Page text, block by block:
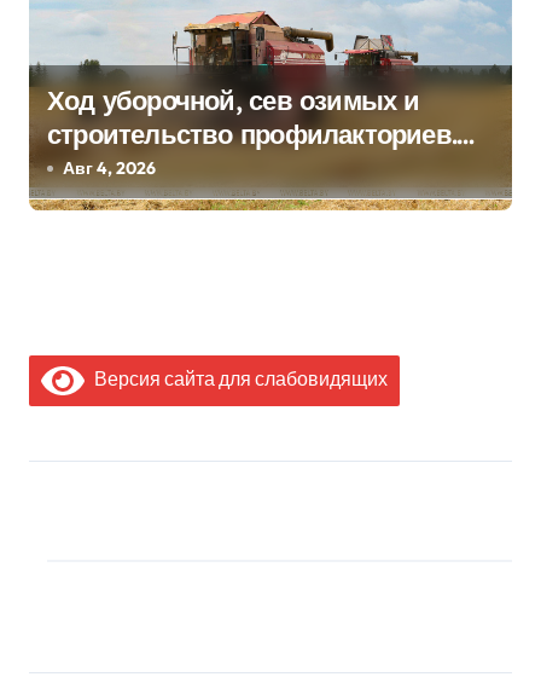
Ход уборочной, сев озимых и
строительство профилакториев.
Лукашенко заслушал доклад главы
Минсельхозпрода
Авг 4, 2026
Версия сайта для слабовидящих